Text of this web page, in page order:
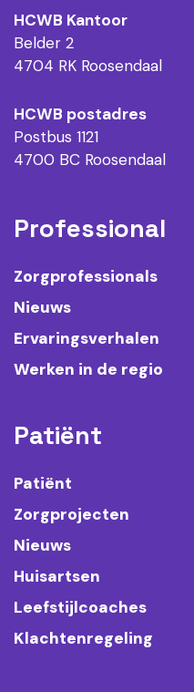
HCWB Kantoor
Belder 2
4704 RK Roosendaal
HCWB postadres
Postbus 1121
4700 BC Roosendaal
Professional
Zorgprofessionals
Nieuws
Ervaringsverhalen
Werken in de regio
Patiënt
Patiënt
Zorgprojecten
Nieuws
Huisartsen
Leefstijlcoaches
Klachtenregeling